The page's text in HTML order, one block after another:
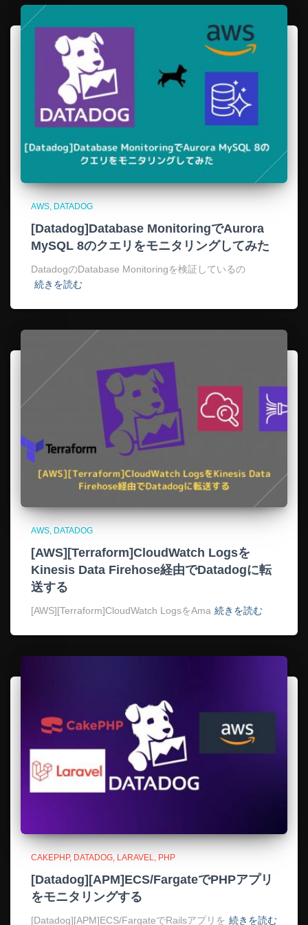
AWS DATADOG
[Datadog]Database MonitoringでAurora
MySQL 8のクエリをモニタリングしてみた
DatadogのDatabase Monitoringを検証しているの
続きを読む
AWS DATADOG
[AWS][Terraform]CloudWatch Logsを
Kinesis Data Firehose経由でDatadogに転
送する
[AWS][Terraform]CloudWatch LogsをAma 続きを読む
CAKEPHP DATADOG LARAVEL PHP
[Datadog][APM]ECS/FargateでPHPアプリ
をモニタリングする
[Datadog][APM]ECS/FargateでRailsアプリを 続きを読む